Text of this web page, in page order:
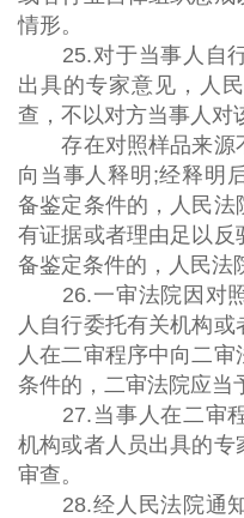
情形。
25.对于当事人自行
出具的专家意见，人
查，不以对方当事人对
存在对照样品来源
向当事人释明;经释明
备鉴定条件的，人民法
有证据或者理由足以反
备鉴定条件的，人民法
26.一审法院因对照
人自行委托有关机构或
人在二审程序中向二
条件的，二审法院应当
27.当事人在二审程
机构或者人员出具的专
审查。
28.经人民法院通知